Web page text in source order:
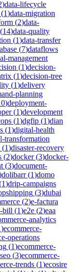
)data-lifecycle
(1)data-migration
(2)data-
(14)data-quality
(1)data-transfer
(7)dataflows
management
(1)decision-
(1)decision-tree
(1)delivery
planning
)deployment-
(1)development
(1)dgfip (1)dian
(1)digital-health
transformation
(1)disaster-recovery
(2)docker(3)docker-
(3)document-
dolibarr(1)domo
1)drip-campaigns
(3)dubai
(2)e-factura
bill (1)e2e (2)eaa
analytics
)ecommerce-
operations
(1)ecommerce-
(3)ecommerce-
trends (1)ecosire